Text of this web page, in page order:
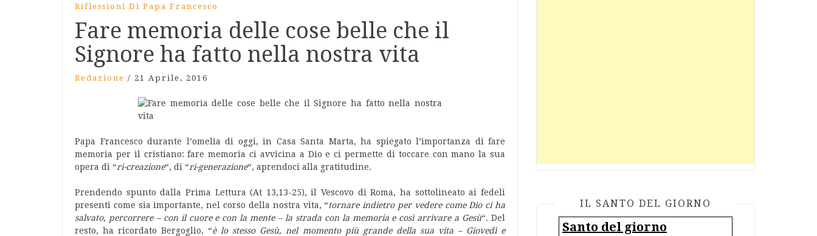
Riflessioni Di Papa Francesco
Fare memoria delle cose belle che il
Signore ha fatto nella nostra vita
Redazione / 21 Aprile, 2016
Papa Francesco durante l’omelia di oggi, in Casa Santa Marta, ha spiegato l’importanza di fare
memoria per il cristiano: fare memoria ci avvicina a Dio e ci permette di toccare con mano la sua
opera di “ri-creazione“, di “ri-generazione“, aprendoci alla gratitudine.
Prendendo spunto dalla Prima Lettura (At 13,13-25), il Vescovo di Roma, ha sottolineato ai fedeli
presenti come sia importante, nel corso della nostra vita, “tornare indietro per vedere come Dio ci ha
salvato, percorrere – con il cuore e con la mente – la strada con la memoria e così arrivare a Gesù“. Del
resto, ha ricordato Bergoglio, “è lo stesso Gesù, nel momento più grande della sua vita – Giovedì e
IL SANTO DEL GIORNO
Santo del giorno